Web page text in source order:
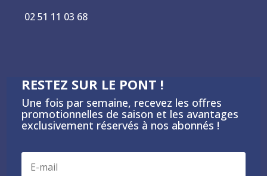
02 51 11 03 68
RESTEZ SUR LE PONT !
Une fois par semaine, recevez les offres
promotionnelles de saison et les avantages
exclusivement réservés à nos abonnés !